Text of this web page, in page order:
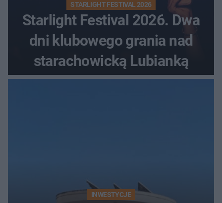
STARLIGHT FESTIVAL 2026
Starlight Festival 2026. Dwa
dni klubowego grania nad
starachowicką Lubianką
INWESTYCJE